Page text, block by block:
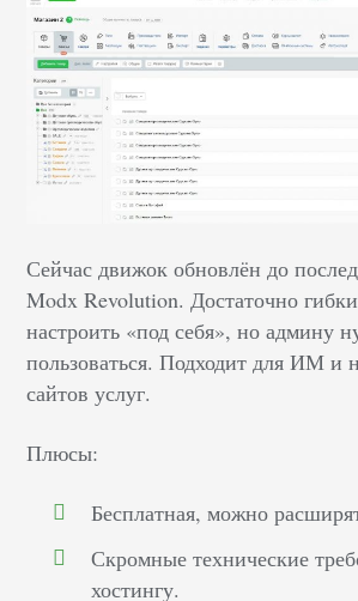
Сейчас движок обновлён до
Modx Revolution. Достаточно
настроить «под себя», но админу
пользоваться. Подходит для ИМ и
сайтов услуг.
Плюсы:
Бесплатная, можно
Скромные технические
хостингу.